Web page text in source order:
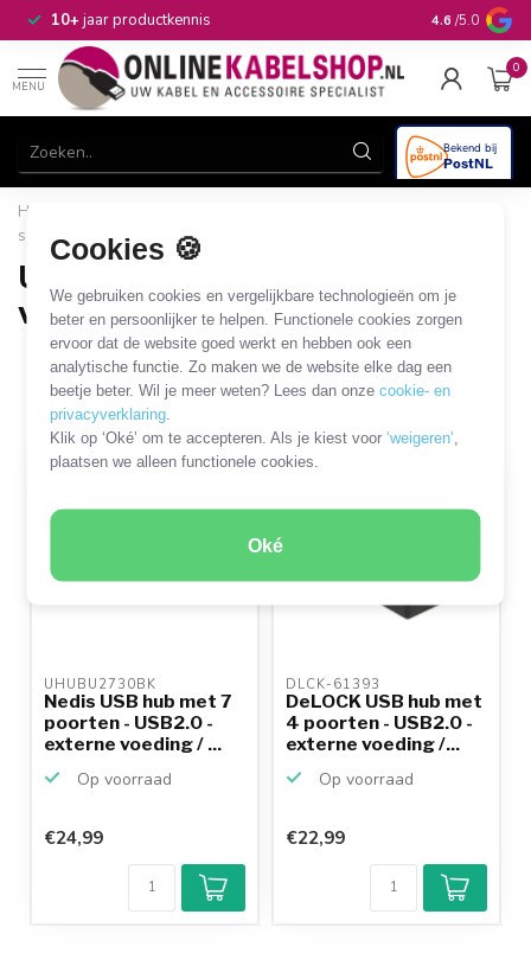
Cookies 🍪
We gebruiken cookies en vergelijkbare technologieën om je
beter en persoonlijker te helpen. Functionele cookies zorgen
ervoor dat de website goed werkt en hebben ook een
analytische functie. Zo maken we de website elke dag een
beetje beter. Wil je meer weten? Lees dan onzecookie- en
privacyverklaring
Klik op ‘Oké’ om te accepteren. Als je kiest voor‘weigeren’
plaatsen we alleen functionele cookies.
Oké
10+jaar productkennis 4.6 /5.0
MENU
0
Home
schakelaars
USB2.0 USB-A hubs / externe voeding
USB2.0 USB-A hubs / externe
voeding
2 PRODUCTEN
Filters
UHUBU2730BK
Nedis USB hub met 7
poorten - USB2.0 -
externe voeding / ...
Op voorraad
€24,99
DLCK-61393
DeLOCK USB hub met
4 poorten - USB2.0 -
externe voeding /...
Op voorraad
€22,99